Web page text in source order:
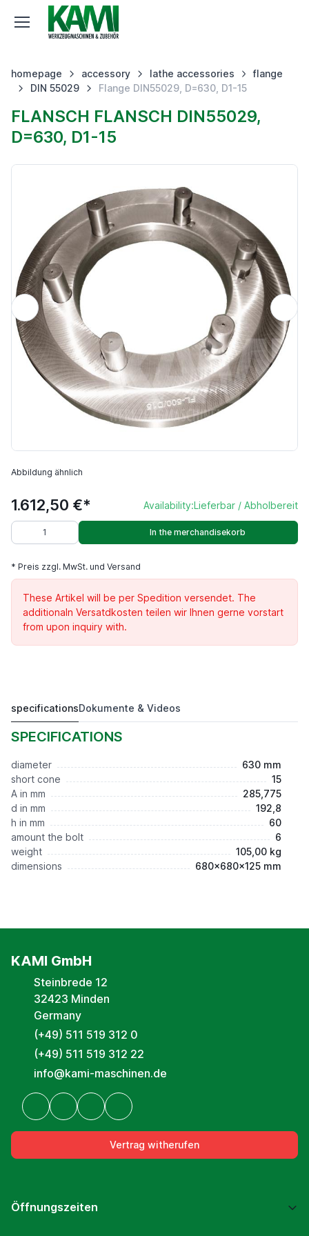
homepage accessory lathe accessories
flange
DIN 55029
Flange DIN55029, D=630, D1-15
FLANSCH FLANSCH DIN55029,
D=630, D1-15
Abbildung ähnlich
1.612,50 €* Availability:Lieferbar / Abholbereit
In the merchandisekorb
* Preis zzgl. MwSt. und Versand
These Artikel will be per Spedition versendet. The
additionaln Versatdkosten teilen wir Ihnen gerne vorstart
from upon inquiry with.
Flansch DIN55029, D=630, D1-15
1.612,50 €*
specificationsDokumente & Videos
SPECIFICATIONS
diameter
630 mm
short cone
15
A in mm
285,775
d in mm
192,8
h in mm
60
amount the bolt
6
weight
105,00 kg
dimensions
680x680x125 mm
KAMI GmbH
Steinbrede 12
32423 Minden
Germany
(+49) 511 519 312 0
(+49) 511 519 312 22
info@kami-maschinen.de
Vertrag witherufen
Öffnungszeiten